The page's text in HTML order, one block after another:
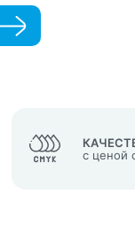
с ценой
Нажимая кнопку